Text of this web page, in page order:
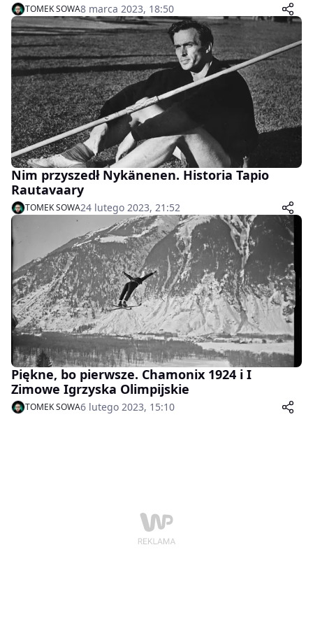
TOMEK SOWA8 marca 2023, 18:50
Nim przyszedł Nykänenen. Historia Tapio
Rautavaary
TOMEK SOWA24 lutego 2023, 21:52
Piękne, bo pierwsze. Chamonix 1924 i I
Zimowe Igrzyska Olimpijskie
TOMEK SOWA6 lutego 2023, 15:10